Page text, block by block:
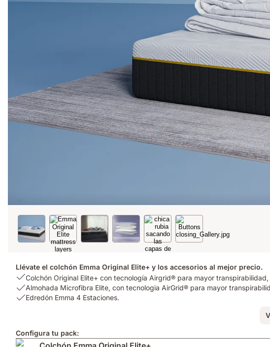
Llévate el colchón Emma Original Elite+ y los accesorios al mejor precio.
USP
1:
Colchón
tecnología
Airgrid®
Colchón Original Elite+ con tecnología Airgrid® para mayor
USP
2:
con
Almohada Microfibra Elite, con tecnologia AirGrid® para mayor
USP
4
Edredón Emma 4 Estaciones.
Configura tu pack: